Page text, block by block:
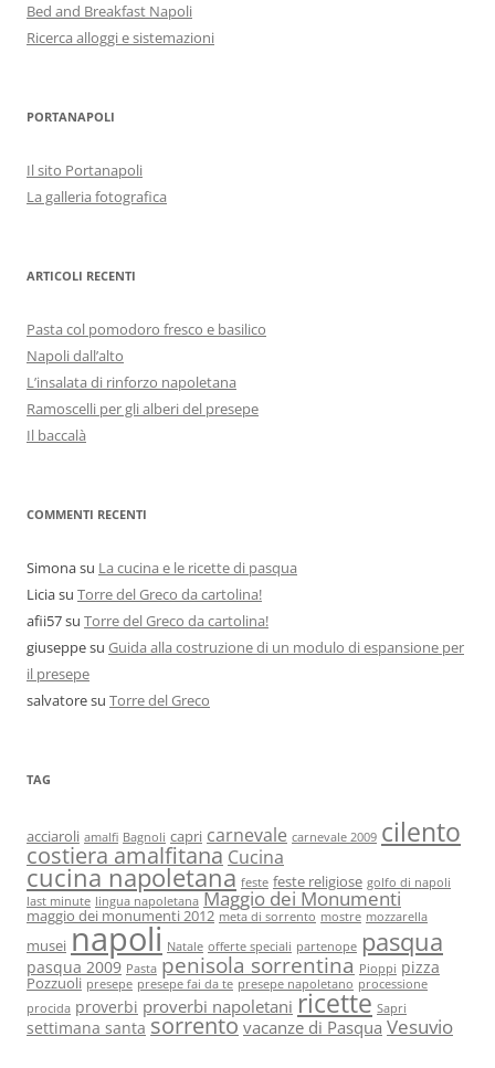
Bed and Breakfast Napoli
Ricerca alloggi e sistemazioni
PORTANAPOLI
Il sito Portanapoli
La galleria fotografica
ARTICOLI RECENTI
Pasta col pomodoro fresco e basilico
Napoli dall’alto
L’insalata di rinforzo napoletana
Ramoscelli per gli alberi del presepe
Il baccalà
COMMENTI RECENTI
Simonasu La cucina e le ricette di pasqua
Liciasu Torre del Greco da cartolina!
afii57su Torre del Greco da cartolina!
giuseppesu Guida alla costruzione di un modulo di espansione per
il presepe
salvatoresu Torre del Greco
TAG
acciaroli amalfi Bagnoli capri carnevale carnevale 2009 cilento
costiera amalfitana Cucina
cucina napoletana feste feste religiose golfo di napoli
last minute lingua napoletana Maggio dei Monumenti
maggio dei monumenti 2012 meta di sorrento mostre mozzarella
musei napoli Natale offerte speciali partenope pasqua
pasqua 2009 Pasta penisola sorrentina Pioppi pizza
Pozzuoli presepe presepe fai da te presepe napoletano processione
procida proverbi proverbi napoletani ricette Sapri
settimana santa sorrento vacanze di Pasqua Vesuvio